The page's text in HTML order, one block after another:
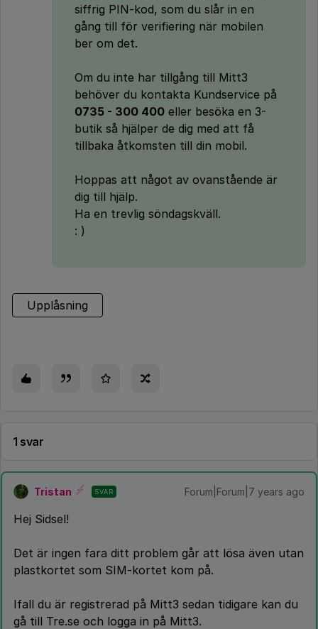
siffrig PIN-kod, som du slår in en
gång till för verifiering när mobilen
ber om det.
Om du inte har tillgång till Mitt3
behöver du kontakta Kundservice på
0735 - 300 400 eller besöka en 3-
butik så hjälper de dig med att få
tillbaka åtkomsten till din mobil.
Hoppas att något av ovanstående är
dig till hjälp.
Ha en trevlig söndagskväll.
: )
Upplåsning
1 svar
Tristan SVAR Forum|Forum|7 years ago
Hej Sidsel!
Det är ingen fara ditt problem går att lösa även utan
plastkortet som SIM-kortet kom på.
Ifall du är registrerad på Mitt3 sedan tidigare kan du
gå till Tre.se och logga in på Mitt3.